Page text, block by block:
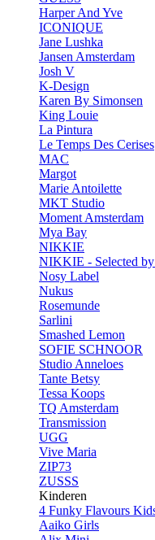
Harper And Yve
ICONIQUE
Jane Lushka
Jansen Amsterdam
Josh V
K-Design
Karen By Simonsen
King Louie
La Pintura
Le Temps Des Cerises
MAC
Margot
Marie Antoilette
MKT Studio
Moment Amsterdam
Mya Bay
NIKKIE
NIKKIE - Selected
Nosy Label
Nukus
Rosemunde
Sarlini
Smashed Lemon
SOFIE SCHNOOR
Studio Anneloes
Tante Betsy
Tessa Koops
TQ Amsterdam
Transmission
UGG
Vive Maria
ZIP73
ZUSSS
Kinderen
4 Funky Flavours
Aaiko Girls